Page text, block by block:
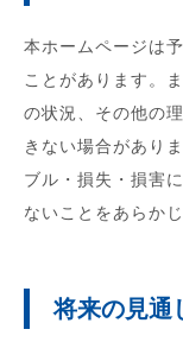
本ホームページは
ことがあります。
の状況、その他の
きない場合があり
ブル・損失・損害
ないことをあらか
将来の見通